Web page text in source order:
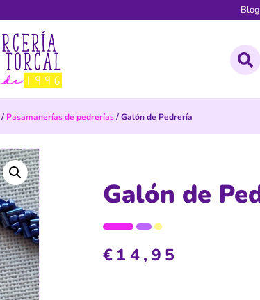
Blog
/ Pasamanerías de pedrerías/ Galón de Pedrería
Galón de
€ 14,95